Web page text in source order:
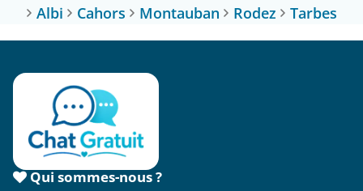
Albi Cahors Montauban Rodez Tarbes
Qui sommes-nous ?